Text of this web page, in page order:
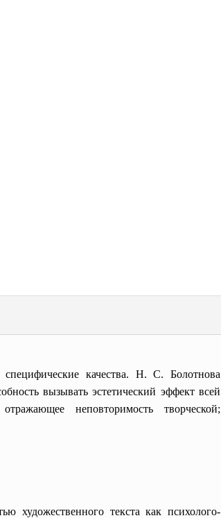
специфические качества. Н. С. Болотнова
вызывать эстетический эффект всей
неповторимость творческой;
художественного текста как психолого-